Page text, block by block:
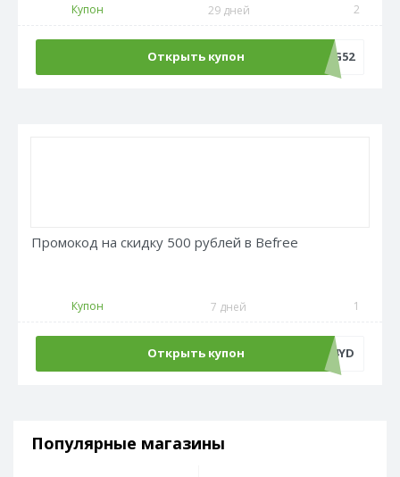
Купон 29 дней 2
Открыть купон LANG52
Промокод на скидку 500 рублей в Befree
Купон 7 дней 1
Открыть купон ADM500C4YD
Популярные магазины